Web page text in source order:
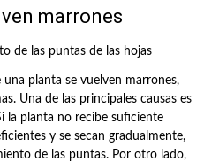
marrones
planta se vuelven marrones,
Una de las principales causas es
la planta no recibe suficiente
y se secan gradualmente,
de las puntas. Por otro lado,